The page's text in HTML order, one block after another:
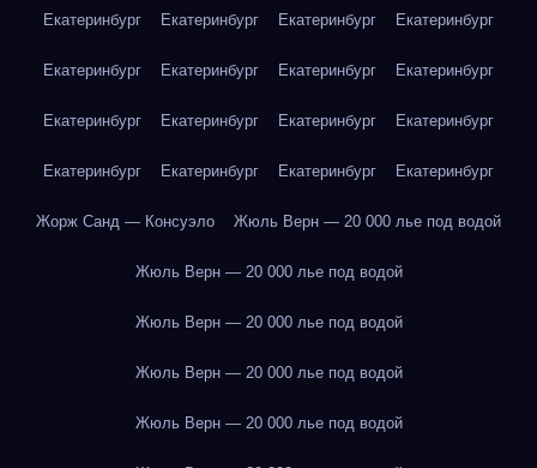
Екатеринбург Екатеринбург Екатеринбург Екатеринбург
Екатеринбург Екатеринбург Екатеринбург Екатеринбург
Екатеринбург Екатеринбург Екатеринбург Екатеринбург
Екатеринбург Екатеринбург Екатеринбург Екатеринбург
Жорж Санд — Консуэло Жюль Верн — 20 000 лье под водой
Жюль Верн — 20 000 лье под водой
Жюль Верн — 20 000 лье под водой
Жюль Верн — 20 000 лье под водой
Жюль Верн — 20 000 лье под водой